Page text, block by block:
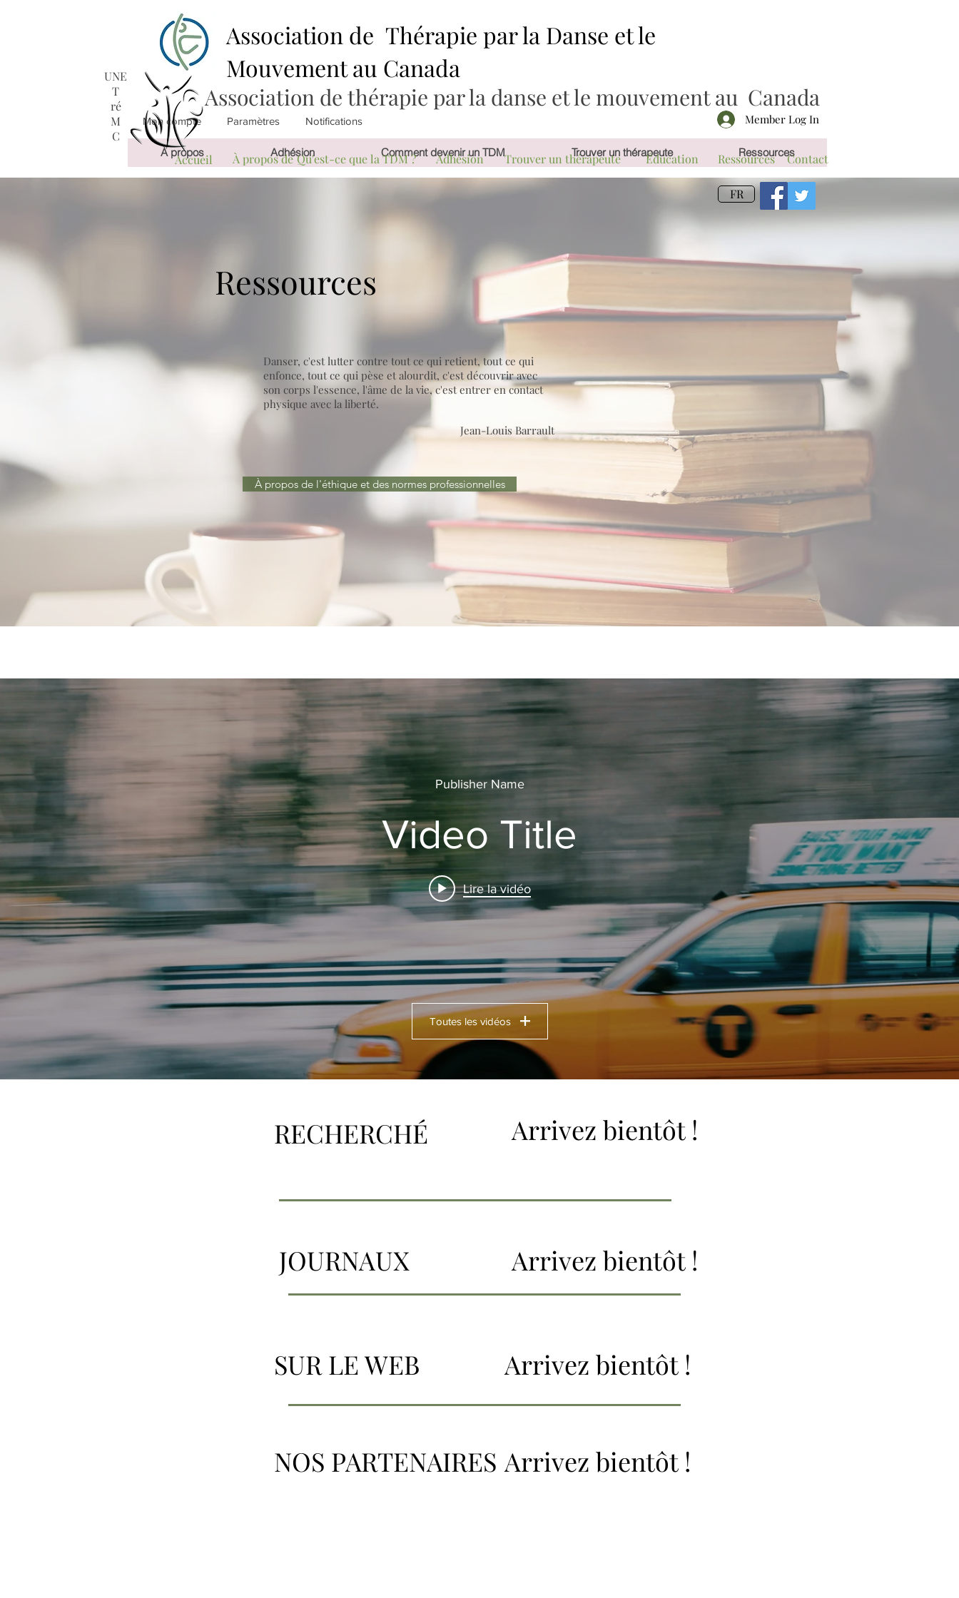
Association de Thérapie par la Danse et le
Mouvement au Canada
Mon compte Paramètres Notifications Member Log In
À propos Adhésion Comment devenir un TDM Trouver un thérapeute Ressources
UNE
T
ré
M
C
Association de thérapie par la danse et le mouvement au Canada
Contact
Accueil À propos de Qu'est-ce que la TDM ? Adhésion Trouver un thérapeute Éducation Ressources
Danser, c'est lutter contre tout ce qui retient, tout ce qui
enfonce, tout ce qui pèse et alourdit, c'est découvrir avec
son corps l'essence, l'âme de la vie, c'est entrer en contact
physique avec la liberté.
Jean-Louis Barrault
À propos de l'éthique et des normes professionnelles
Ressources
FR
Publisher Name
Video Title
Lire la vidéo
Toutes les vidéos
RECHERCHÉ Arrivez bientôt !
JOURNAUX Arrivez bientôt !
SUR LE WEB Arrivez bientôt !
Arrivez bientôt !
NOS PARTENAIRES